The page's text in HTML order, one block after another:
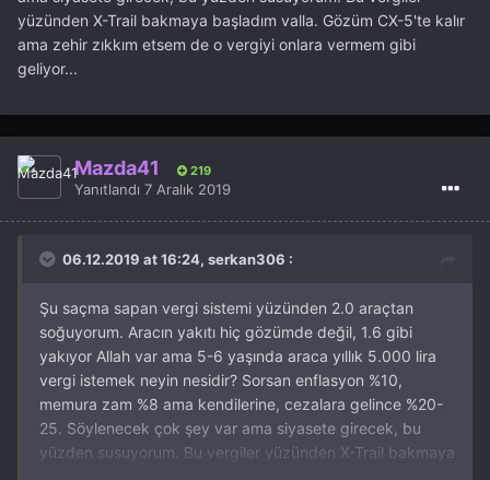
yüzünden X-Trail bakmaya başladım valla. Gözüm CX-5'te kalır
ama zehir zıkkım etsem de o vergiyi onlara vermem gibi
geliyor...
Mazda41 219
Yanıtlandı 7 Aralık 2019
06.12.2019 at 16:24, serkan306 :
Şu saçma sapan vergi sistemi yüzünden 2.0 araçtan
soğuyorum. Aracın yakıtı hiç gözümde değil, 1.6 gibi
yakıyor Allah var ama 5-6 yaşında araca yıllık 5.000 lira
vergi istemek neyin nesidir? Sorsan enflasyon %10,
memura zam %8 ama kendilerine, cezalara gelince %20-
25. Söylenecek çok şey var ama siyasete girecek, bu
yüzden susuyorum. Bu vergiler yüzünden X-Trail bakmaya